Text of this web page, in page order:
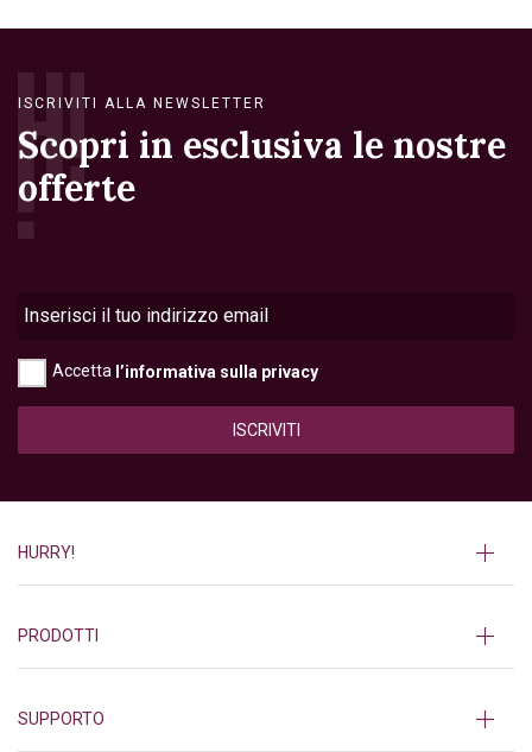
ISCRIVITI ALLA NEWSLETTER
Scopri in esclusiva le nostre
offerte
Accetta l’informativa sulla privacy
ISCRIVITI
HURRY!
PRODOTTI
SUPPORTO